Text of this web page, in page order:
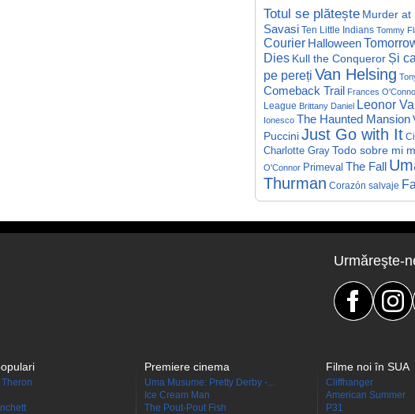
Totul se plătește Murder at
Savasi Ten Little Indians Tommy
Courier Halloween
Dies Kull the Conqueror Și
pe pereți Van Helsing
Comeback Trail Frances
League Brittany Daniel Leonor
Ionesco The Haunted Mansion
PucciniJust Go with It
Charlotte Gray Todo sobre mi
O'Connor Primeval The Fall
Thurman Corazón salvaje
Urmăreşte-
Premiere cinema
Uma Musume: Pretty Derby -...
Ice Cream Man
The Pout-Pout Fish
Filme noi în SUA
Cliffhanger
American Summer
P31